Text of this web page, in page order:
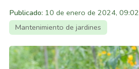
Publicado: 10 de enero de 2024, 09:02
Mantenimiento de jardines